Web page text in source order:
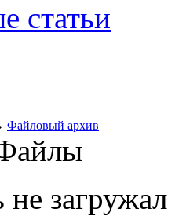
статьи
Файловый архив
не